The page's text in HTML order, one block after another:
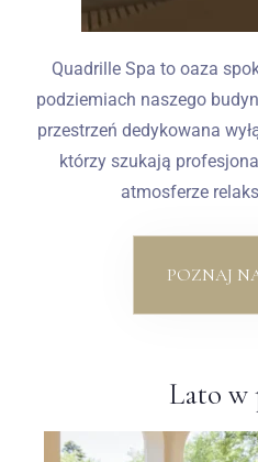
Quadrille Spa to oaza
podziemiach naszego
przestrzeń dedykowana
którzy szukają
atmosferze
POZNAJ
Lato w